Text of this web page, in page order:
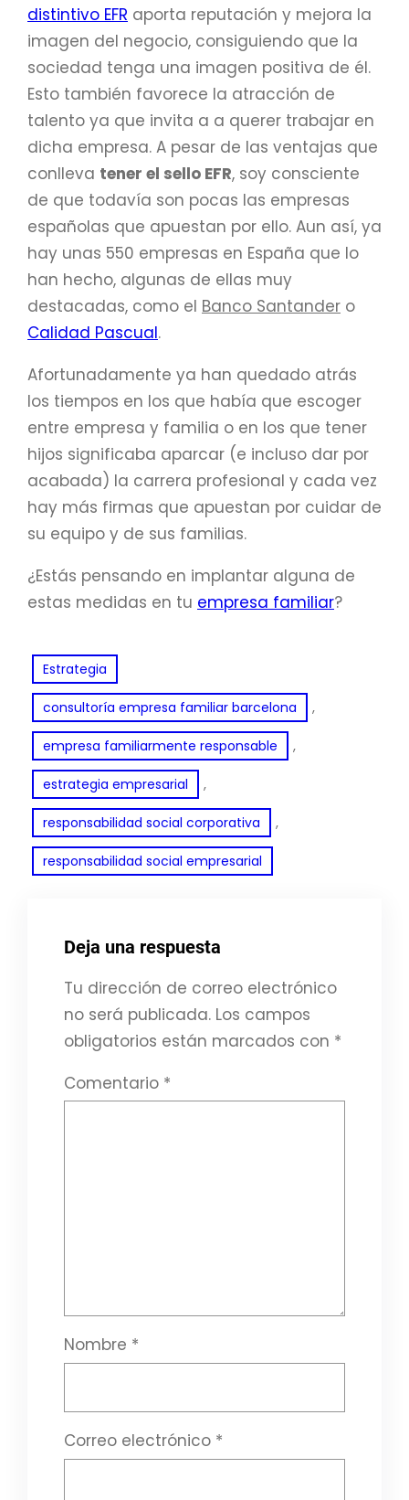
distintivo EFR aporta reputación y mejora la
imagen del negocio, consiguiendo que la
sociedad tenga una imagen positiva de él.
Esto también favorece la atracción de
talento ya que invita a a querer trabajar en
dicha empresa. A pesar de las ventajas que
conlleva tener el sello EFR, soy consciente
de que todavía son pocas las empresas
españolas que apuestan por ello. Aun así, ya
hay unas 550 empresas en España que lo
han hecho, algunas de ellas muy
destacadas, como el Banco Santander o
Calidad Pascual.
Afortunadamente ya han quedado atrás
los tiempos en los que había que escoger
entre empresa y familia o en los que tener
hijos significaba aparcar (e incluso dar por
acabada) la carrera profesional y cada vez
hay más firmas que apuestan por cuidar de
su equipo y de sus familias.
¿Estás pensando en implantar alguna de
estas medidas en tu empresa familiar?
Estrategia
consultoría empresa familiar barcelona ,
empresa familiarmente responsable ,
estrategia empresarial ,
responsabilidad social corporativa ,
responsabilidad social empresarial
Deja una respuesta
Tu dirección de correo electrónico
no será publicada. Los campos
obligatorios están marcados con *
Comentario *
Nombre *
Correo electrónico *